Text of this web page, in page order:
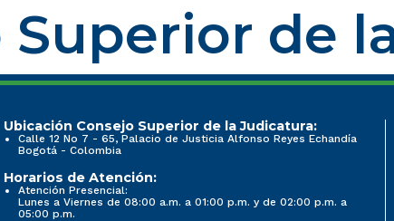
Superior de
Ubicación Consejo Superior de la Judicatura:
Calle 12 No 7 - 65, Palacio de Justicia Alfonso Reyes Echandía
Bogotá - Colombia
Horarios de Atención:
Atención Presencial:
Lunes a Viernes de 08:00 a.m. a 01:00 p.m. y de 02:00 p.m. a
05:00 p.m.